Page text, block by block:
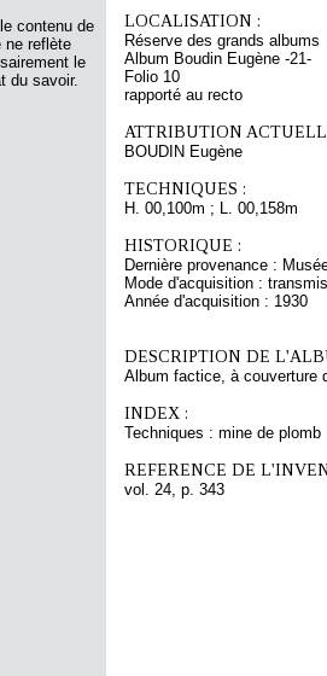
contenu de
ne reflète
le
du savoir.
LOCALISATION :
Réserve des grands albums
Album Boudin Eugène -21-
Folio 10
rapporté au recto
ATTRIBUTION
BOUDIN Eugène
TECHNIQUES :
H. 00,100m ; L. 00,158m
HISTORIQUE :
Dernière provenance :
Mode d'acquisition :
Année d'acquisition : 1930
DESCRIPTION DE
Album factice, à couverture
INDEX :
Techniques : mine de plomb
REFERENCE DE
vol. 24, p. 343